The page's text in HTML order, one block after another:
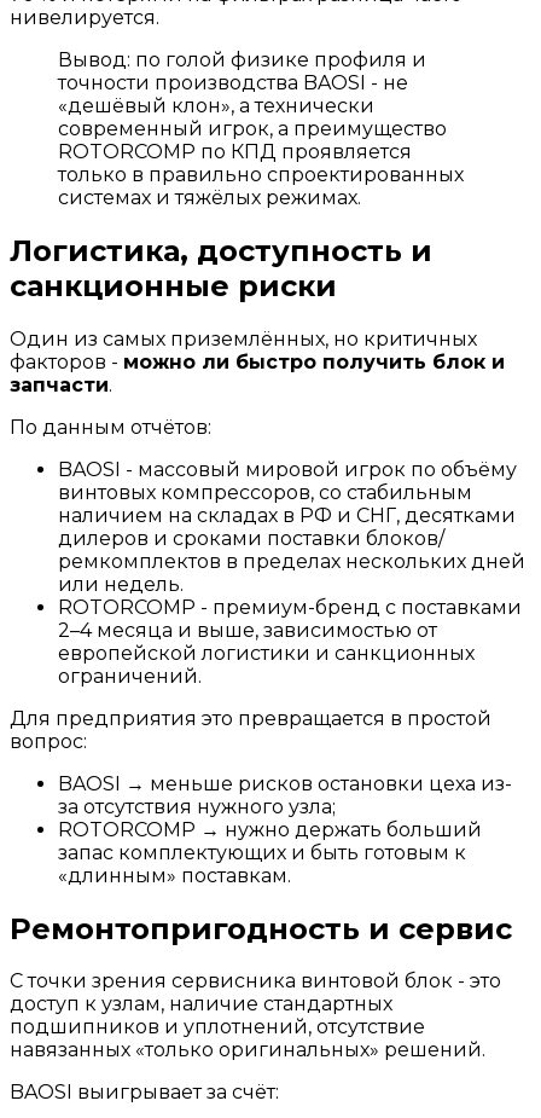
нивелируется.
Вывод: по голой физике профиля и
точности производства BAOSI - не
«дешёвый клон», а технически
современный игрок, а преимущество
ROTORCOMP по КПД проявляется
только в правильно спроектированных
системах и тяжёлых режимах.
Логистика, доступность и
санкционные риски
Один из самых приземлённых, но критичных
факторов - можно ли быстро получить блок и
запчасти.
По данным отчётов:
BAOSI - массовый мировой игрок по объёму
винтовых компрессоров, со стабильным
наличием на складах в РФ и СНГ, десятками
дилеров и сроками поставки блоков/
ремкомплектов в пределах нескольких дней
или недель.
ROTORCOMP - премиум-бренд с поставками
2–4 месяца и выше, зависимостью от
европейской логистики и санкционных
ограничений.
Для предприятия это превращается в простой
вопрос:
BAOSI → меньше рисков остановки цеха из-
за отсутствия нужного узла;
ROTORCOMP → нужно держать больший
запас комплектующих и быть готовым к
«длинным» поставкам.
Ремонтопригодность и сервис
С точки зрения сервисника винтовой блок - это
доступ к узлам, наличие стандартных
подшипников и уплотнений, отсутствие
навязанных «только оригинальных» решений.
BAOSI выигрывает за счёт: